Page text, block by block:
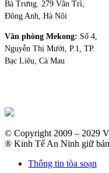
Bà Trưng. 279 Vân Trì,
Đông Anh, Hà Nội
Văn phòng Mekong: Số 4,
Nguyễn Thị Mười, P.1, TP.
Bạc Liêu, Cà Mau
© Copyright 2009 – 2029
® Kinh Tế An Ninh giữ
Thông tin tòa soạn